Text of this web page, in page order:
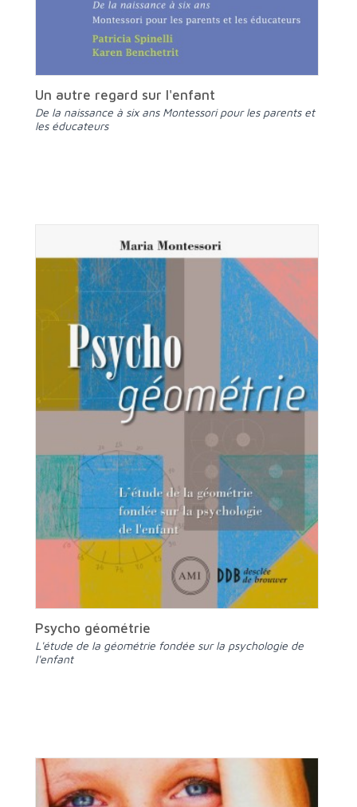
Un autre regard sur l'enfant
De la naissance à six ans Montessori pour les parents et
les éducateurs
Psycho géométrie
L'étude de la géométrie fondée sur la psychologie de
l'enfant